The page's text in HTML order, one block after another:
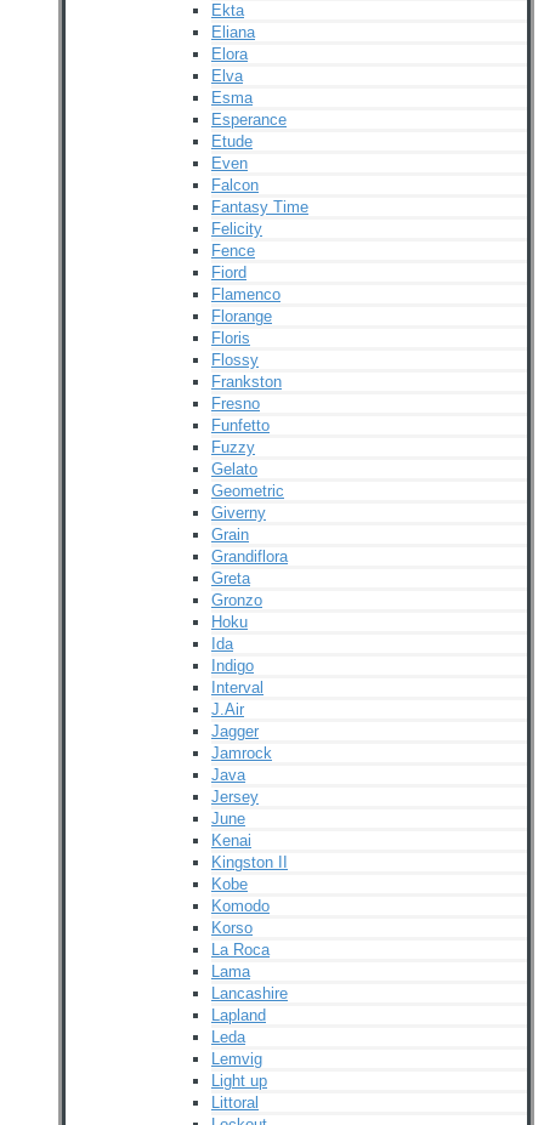
Ekta
Eliana
Elora
Elva
Esma
Esperance
Etude
Even
Falcon
Fantasy Time
Felicity
Fence
Fiord
Flamenco
Florange
Floris
Flossy
Frankston
Fresno
Funfetto
Fuzzy
Gelato
Geometric
Giverny
Grain
Grandiflora
Greta
Gronzo
Hoku
Ida
Indigo
Interval
J.Air
Jagger
Jamrock
Java
Jersey
June
Kenai
Kingston II
Kobe
Komodo
Korso
La Roca
Lama
Lancashire
Lapland
Leda
Lemvig
Light up
Littoral